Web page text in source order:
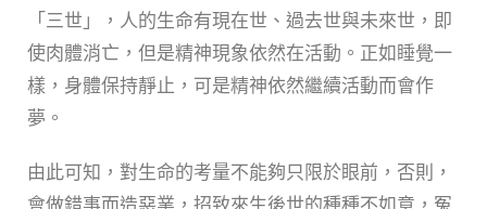
「三世」，人的生命有現在世、過去世與未來世，即
使肉體消亡，但是精神現象依然在活動。正如睡覺一
樣，身體保持靜止，可是精神依然繼續活動而會作
夢。
由此可知，對生命的考量不能夠只限於眼前，否則，
會做錯事而造惡業，招致來生後世的種種不如意，冤